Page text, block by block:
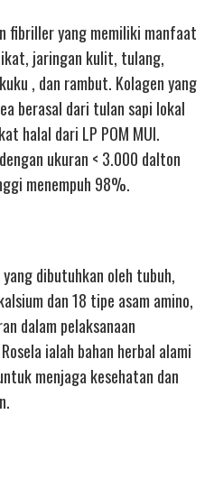
fibriller yang memiliki manfaat
jaringan kulit, tulang,
, dan rambut. Kolagen yang
berasal dari tulan sapi lokal
halal dari LP POM MUI.
ukuran < 3.000 dalton
menempuh 98%.
dibutuhkan oleh tubuh,
dan 18 tipe asam amino,
dalam pelaksanaan
ialah bahan herbal alami
menjaga kesehatan dan